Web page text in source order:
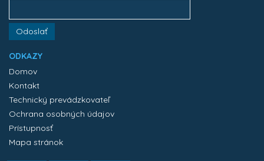
Odoslať
ODKAZY
Domov
Kontakt
Technický prevádzkovateľ
Ochrana osobných údajov
Prístupnosť
Mapa stránok